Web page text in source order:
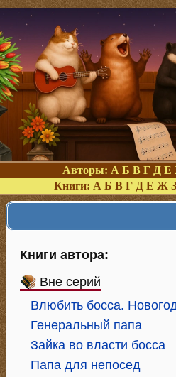
Авторы: А Б В Г Д Е
Книги: А Б В Г Д Е Ж З
Книги автора:
Вне серий
Влюбить босса.
Генеральный папа
Зайка во власти босса
Папа для непосед